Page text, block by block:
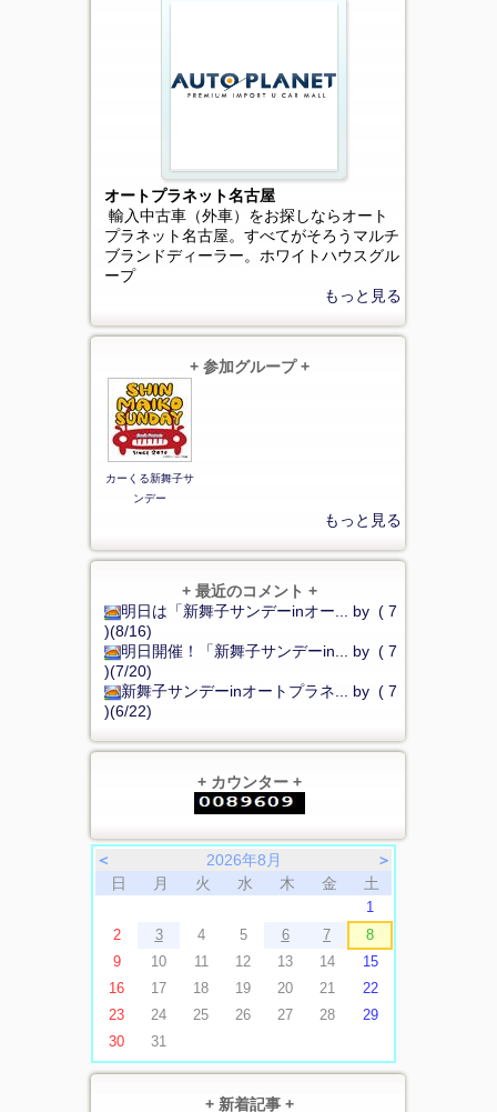
オートプラネット名古屋
輸入中古車（外車）をお探しならオート
プラネット名古屋。すべてがそろうマルチ
ブランドディーラー。ホワイトハウスグル
ープ
もっと見る
+ 参加グループ +
カーくる新舞子サ
ンデー
もっと見る
+ 最近のコメント +
明日は「新舞子サンデーinオー... by ( 7
)(8/16)
明日開催！「新舞子サンデーin... by ( 7
)(7/20)
新舞子サンデーinオートプラネ... by ( 7
)(6/22)
+ カウンター +
＜ 2026年8月
＞
日
月 火 水 木 金 土
1
2
3 4 5 6 7
8
9
10 11 12 13 14
15
16
17 18 19 20 21
22
23
24 25 26 27 28
29
30
31
+ 新着記事 +